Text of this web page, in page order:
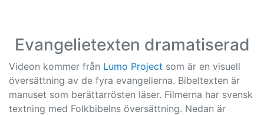
Evangelietexten dramatiserad
Videon kommer från Lumo Project som är en visuell
översättning av de fyra evangelierna. Bibeltexten är
manuset som berättarrösten läser. Filmerna har svensk
textning med Folkbibelns översättning. Nedan är